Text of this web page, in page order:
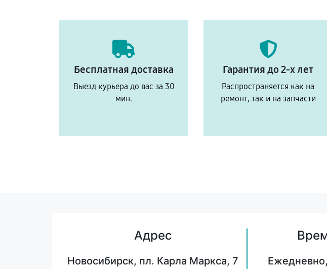
Бесплатная доставка
Выезд курьера до вас за 30
мин.
Гарантия до 2-х лет
Распространяется как на
ремонт, так и на запчасти
Адрес
Новосибирск, пл. Карла Маркса, 7